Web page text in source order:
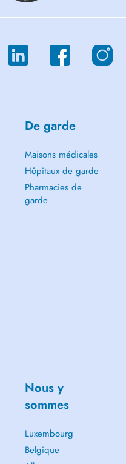
De garde
Maisons médicales
Hôpitaux de garde
Pharmacies de
garde
Nous y
sommes
Luxembourg
Belgique